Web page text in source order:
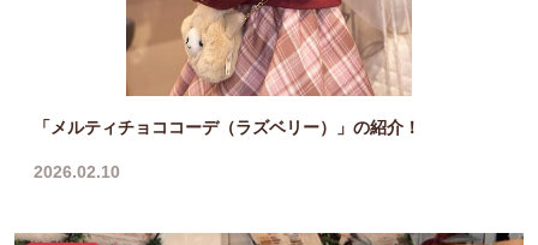
「メルティチョココーデ（ラズベリー）」の紹介！
2026.02.10